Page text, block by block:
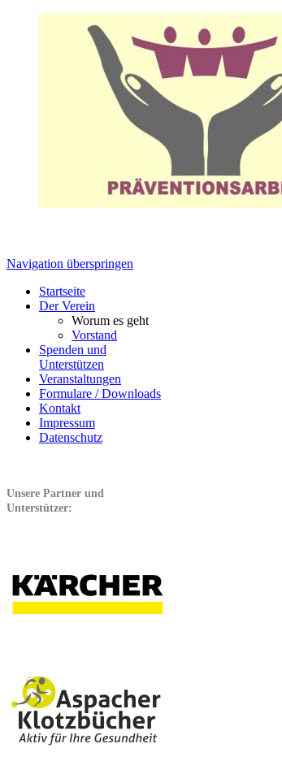
Navigation überspringen
Startseite
Der Verein
Worum es geht
Vorstand
Spenden und
Unterstützen
Veranstaltungen
Formulare / Downloads
Kontakt
Impressum
Datenschutz
Unsere Partner und
Unterstützer: